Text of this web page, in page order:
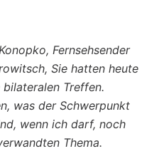
Fernsehsender
Sie hatten heute
Treffen.
was der Schwerpunkt
wenn ich darf, noch
Thema.